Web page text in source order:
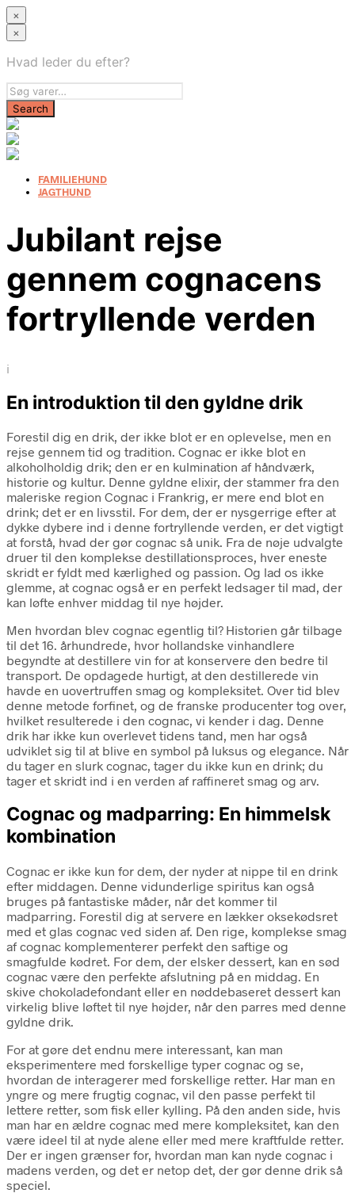
×
×
Hvad leder du efter?
FAMILIEHUND
JAGTHUND
Jubilant rejse
gennem cognacens
fortryllende verden
i
En introduktion til den gyldne drik
Forestil dig en drik, der ikke blot er en oplevelse, men en
rejse gennem tid og tradition. Cognac er ikke blot en
alkoholholdig drik; den er en kulmination af håndværk,
historie og kultur. Denne gyldne elixir, der stammer fra den
maleriske region Cognac i Frankrig, er mere end blot en
drink; det er en livsstil. For dem, der er nysgerrige efter at
dykke dybere ind i denne fortryllende verden, er det vigtigt
at forstå, hvad der gør cognac så unik. Fra de nøje udvalgte
druer til den komplekse destillationsproces, hver eneste
skridt er fyldt med kærlighed og passion. Og lad os ikke
glemme, at cognac også er en perfekt ledsager til mad, der
kan løfte enhver middag til nye højder.
Men hvordan blev cognac egentlig til? Historien går tilbage
til det 16. århundrede, hvor hollandske vinhandlere
begyndte at destillere vin for at konservere den bedre til
transport. De opdagede hurtigt, at den destillerede vin
havde en uovertruffen smag og kompleksitet. Over tid blev
denne metode forfinet, og de franske producenter tog over,
hvilket resulterede i den cognac, vi kender i dag. Denne
drik har ikke kun overlevet tidens tand, men har også
udviklet sig til at blive en symbol på luksus og elegance. Når
du tager en slurk cognac, tager du ikke kun en drink; du
tager et skridt ind i en verden af raffineret smag og arv.
Cognac og madparring: En himmelsk
kombination
Cognac er ikke kun for dem, der nyder at nippe til en drink
efter middagen. Denne vidunderlige spiritus kan også
bruges på fantastiske måder, når det kommer til
madparring. Forestil dig at servere en lækker oksekødsret
med et glas cognac ved siden af. Den rige, komplekse smag
af cognac komplementerer perfekt den saftige og
smagfulde kødret. For dem, der elsker dessert, kan en sød
cognac være den perfekte afslutning på en middag. En
skive chokoladefondant eller en nøddebaseret dessert kan
virkelig blive løftet til nye højder, når den parres med denne
gyldne drik.
For at gøre det endnu mere interessant, kan man
eksperimentere med forskellige typer cognac og se,
hvordan de interagerer med forskellige retter. Har man en
yngre og mere frugtig cognac, vil den passe perfekt til
lettere retter, som fisk eller kylling. På den anden side, hvis
man har en ældre cognac med mere kompleksitet, kan den
være ideel til at nyde alene eller med mere kraftfulde retter.
Der er ingen grænser for, hvordan man kan nyde cognac i
madens verden, og det er netop det, der gør denne drik så
speciel.